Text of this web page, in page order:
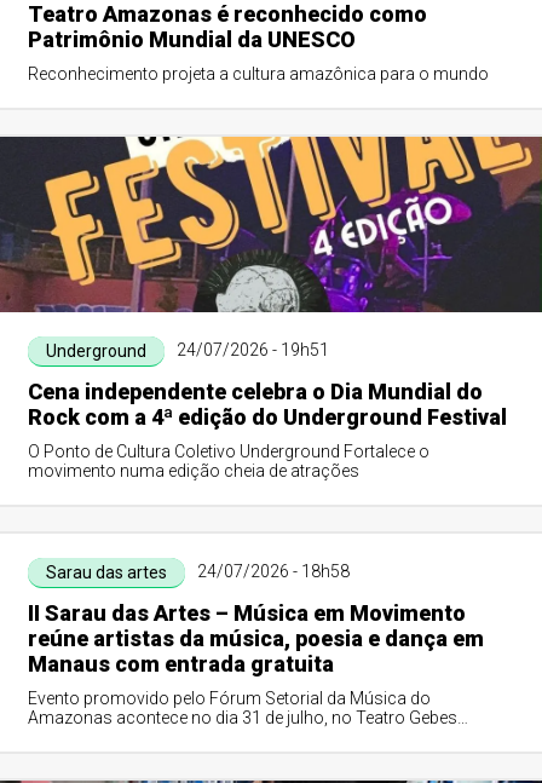
Teatro Amazonas é reconhecido como
Patrimônio Mundial da UNESCO
Reconhecimento projeta a cultura amazônica para o mundo
Underground 24/07/2026 - 19h51
Cena independente celebra o Dia Mundial do
Rock com a 4ª edição do Underground Festival
O Ponto de Cultura Coletivo Underground Fortalece o
movimento numa edição cheia de atrações
Sarau das artes 24/07/2026 - 18h58
II Sarau das Artes – Música em Movimento
reúne artistas da música, poesia e dança em
Manaus com entrada gratuita
Evento promovido pelo Fórum Setorial da Música do
Amazonas acontece no dia 31 de julho, no Teatro Gebes